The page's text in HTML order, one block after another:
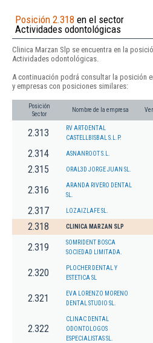
Posición 2.318 en el sector
Actividades odontológicas
Clinica Marzan Slp se encuentra en la
Actividades odontológicas.
A continuación podrá consultar la posición
y empresas con posiciones similares:
Posición
Sector
Nombre de la empresa
2.313
RV ART-DENTAL
CASTELLBISBAL S.L.P.
2.314 ASNANROOT S.L.
2.315 ORAL3D JORGE JUAN SL.
2.316
ARANDA RIVERO DENTAL
SL.
2.317 LOZAIZLAFE SL.
2.318 CLINICA MARZAN SLP
2.319
SOMRIDENT BOSCA
SOCIEDAD LIMITADA.
2.320
PLOCHER DENTAL Y
ESTETICA SL
2.321
EVA LORENZO MORENO
DENTAL STUDIO SL.
2.322
CLINAC DENTAL
ODONTOLOGOS
ESPECIALISTAS SL.